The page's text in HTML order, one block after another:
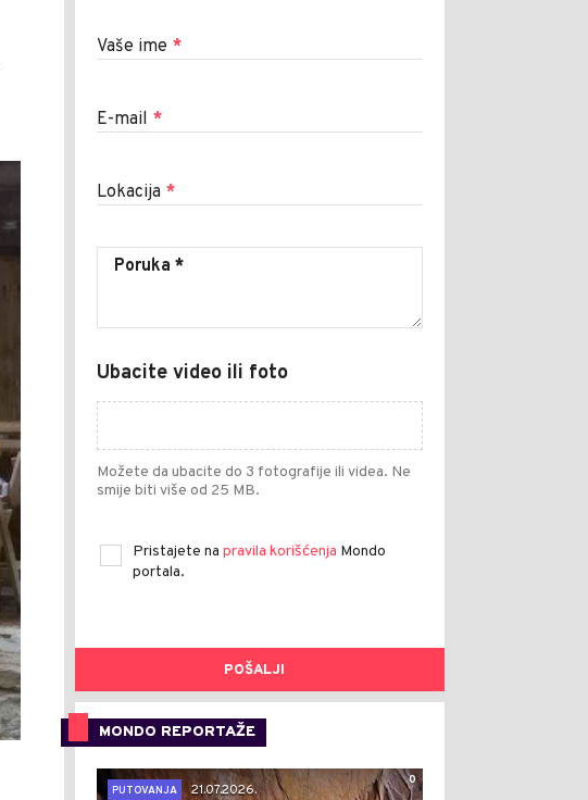
Vaše ime *
E-mail *
Lokacija *
Ubacite video ili foto
Možete da ubacite do 3 fotografije ili videa. Ne
smije biti više od 25 MB.
Pristajete na pravila korišćenja Mondo
portala.
POŠALJI
MONDO REPORTAŽE
0
PUTOVANJA
21.07.2026.